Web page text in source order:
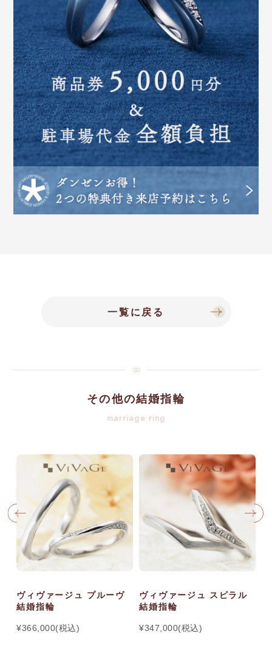
一覧に戻る
その他の結婚指輪
marriage ring
ヴィヴァージュ プルーヴ
結婚指輪
¥366,000(税込)
ヴィヴァージュ スピラル
結婚指輪
¥347,000(税込)